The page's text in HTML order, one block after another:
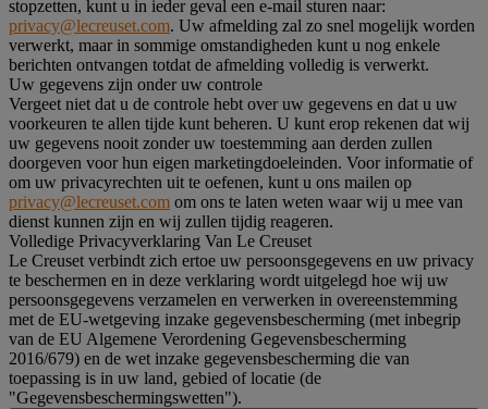
stopzetten, kunt u in ieder geval een e-mail sturen naar:
privacy@lecreuset.com. Uw afmelding zal zo snel mogelijk worden
verwerkt, maar in sommige omstandigheden kunt u nog enkele
berichten ontvangen totdat de afmelding volledig is verwerkt.
Uw gegevens zijn onder uw controle
Vergeet niet dat u de controle hebt over uw gegevens en dat u uw
voorkeuren te allen tijde kunt beheren. U kunt erop rekenen dat wij
uw gegevens nooit zonder uw toestemming aan derden zullen
doorgeven voor hun eigen marketingdoeleinden. Voor informatie of
om uw privacyrechten uit te oefenen, kunt u ons mailen op
privacy@lecreuset.com om ons te laten weten waar wij u mee van
dienst kunnen zijn en wij zullen tijdig reageren.
Volledige Privacyverklaring Van Le Creuset
Le Creuset verbindt zich ertoe uw persoonsgegevens en uw privacy
te beschermen en in deze verklaring wordt uitgelegd hoe wij uw
persoonsgegevens verzamelen en verwerken in overeenstemming
met de EU-wetgeving inzake gegevensbescherming (met inbegrip
van de EU Algemene Verordening Gegevensbescherming
2016/679) en de wet inzake gegevensbescherming die van
toepassing is in uw land, gebied of locatie (de
"Gegevensbeschermingswetten").